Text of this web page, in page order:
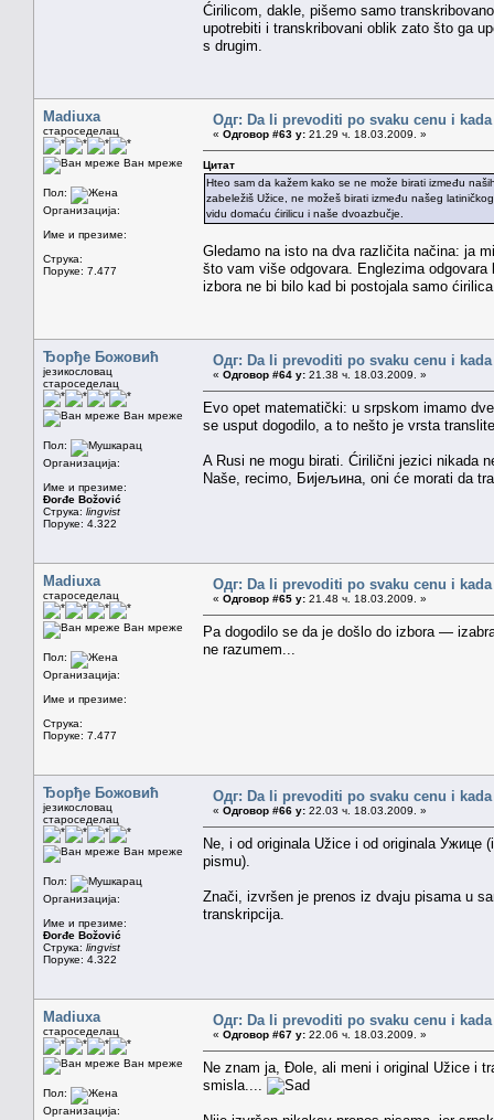
Ćirilicom, dakle, pišemo samo
upotrebiti i transkribovani oblik zato što ga
s drugim.
Madiuxa
староседелац
Ван мреже
Пол:
Организација:
Име и презиме:
Струка:
Поруке: 7.477
Одг: Da li prevoditi po svaku cenu i
« Одговор #63 у: 21.29 ч. 18.03.2009. »
Цитат
Hteo sam da kažem kako se ne može birati između
zabeležiš Užice, ne možeš birati između našeg
vidu domaću ćirilicu i naše dvoazbučje.
Gledamo na isto na dva različita načina: ja
što vam više odgovara. Englezima
izbora ne bi bilo kad bi postojala samo
Ђорђе Божовић
језикословац
староседелац
Ван мреже
Пол:
Организација:
Име и презиме:
Đorđe Božović
Струка: lingvist
Поруке: 4.322
Одг: Da li prevoditi po svaku cenu i
« Одговор #64 у: 21.38 ч. 18.03.2009. »
Evo opet matematički: u srpskom imamo
se usput dogodilo, a to nešto je vrsta
A Rusi ne mogu birati. Ćirilični jezici nikada
Naše, recimo, Бијељина, oni će morati da
Madiuxa
староседелац
Ван мреже
Пол:
Организација:
Име и презиме:
Струка:
Поруке: 7.477
Одг: Da li prevoditi po svaku cenu i
« Одговор #65 у: 21.48 ч. 18.03.2009. »
Pa dogodilo se da je došlo do izbora —
ne razumem...
Ђорђе Божовић
језикословац
староседелац
Ван мреже
Пол:
Организација:
Име и презиме:
Đorđe Božović
Струка: lingvist
Поруке: 4.322
Одг: Da li prevoditi po svaku cenu i
« Одговор #66 у: 22.03 ч. 18.03.2009. »
Ne, i od originala Užice i od originala Ужице
pismu).
Znači, izvršen je prenos iz dvaju pisama u
transkripcija.
Madiuxa
староседелац
Ван мреже
Пол:
Организација:
Одг: Da li prevoditi po svaku cenu i
« Одговор #67 у: 22.06 ч. 18.03.2009. »
Ne znam ja, Đole, ali meni i original Užice i
smisla....